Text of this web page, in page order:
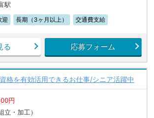
駅
迎 長期（3ヶ月以上） 交通費支給
る 応募フォーム
格を有効活用できるお仕事/シニア活躍中
円
立・加工）